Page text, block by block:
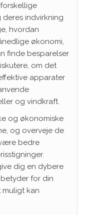
indvirkning
hvordan
økonomi,
finde besparelser
om det
apparater
og vindkraft.
og økonomiske
og overveje de
bedre
dig en dybere
for din
kan